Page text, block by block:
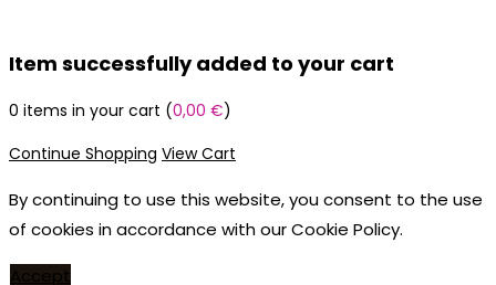
Item successfully added to your cart
0 items in your cart (0,00 €)
Continue Shopping View Cart
By continuing to use this website, you consent to the use
of cookies in accordance with our Cookie Policy.
Accept